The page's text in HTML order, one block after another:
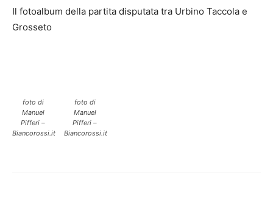
Il fotoalbum della partita disputata tra Urbino Taccola e
Grosseto
foto di
Manuel
Pifferi –
Biancorossi.it
foto di
Manuel
Pifferi –
Biancorossi.it